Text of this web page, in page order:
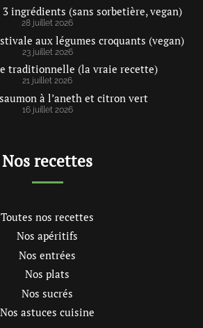
ingrédients (sans sorbetière, vegan)
28 juillet 2026
aux légumes croquants (vegan)
23 juillet 2026
traditionnelle (la vraie recette)
21 juillet 2026
à l’aneth et citron vert
16 juillet 2026
Nos recettes
Toutes nos recettes
Nos apéritifs
Nos entrées
Nos plats
Nos sucrés
Nos astuces cuisine